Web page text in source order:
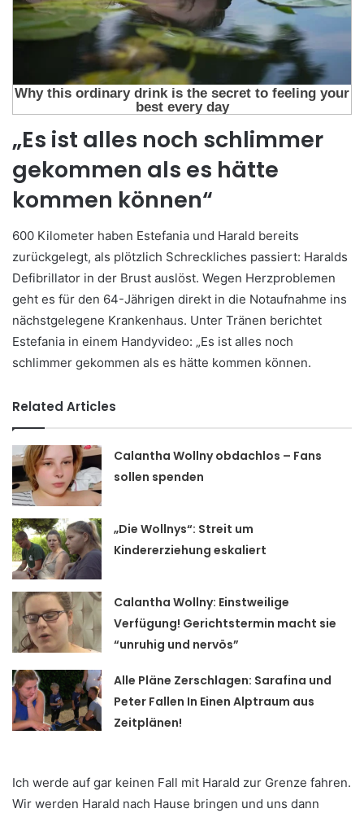
„Es ist alles noch schlimmer
gekommen als es hätte
kommen können“
600 Kilometer haben Estefania und Harald bereits
zurückgelegt, als plötzlich Schreckliches passiert: Haralds
Defibrillator in der Brust auslöst. Wegen Herzproblemen
geht es für den 64-Jährigen direkt in die Notaufnahme ins
nächstgelegene Krankenhaus. Unter Tränen berichtet
Estefania in einem Handyvideo: „Es ist alles noch
schlimmer gekommen als es hätte kommen können.
Related Articles
Calantha Wollny obdachlos – Fans
sollen spenden
„Die Wollnys“: Streit um
Kindererziehung eskaliert
Calantha Wollny: Einstweilige
Verfügung! Gerichtstermin macht sie
“unruhig und nervös”
Alle Pläne Zerschlagen: Sarafina und
Peter Fallen In Einen Alptraum aus
Zeitplänen!
Ich werde auf gar keinen Fall mit Harald zur Grenze fahren.
Wir werden Harald nach Hause bringen und uns dann